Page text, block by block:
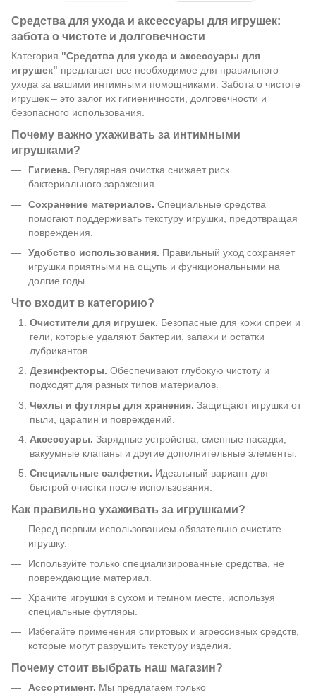
Средства для ухода и аксессуары для игрушек:
забота о чистоте и долговечности
Категория "Средства для ухода и аксессуары для
игрушек" предлагает все необходимое для правильного
ухода за вашими интимными помощниками. Забота о чистоте
игрушек – это залог их гигиеничности, долговечности и
безопасного использования.
Почему важно ухаживать за интимными
игрушками?
Гигиена. Регулярная очистка снижает риск
бактериального заражения.
Сохранение материалов. Специальные средства
помогают поддерживать текстуру игрушки, предотвращая
повреждения.
Удобство использования. Правильный уход сохраняет
игрушки приятными на ощупь и функциональными на
долгие годы.
Что входит в категорию?
Очистители для игрушек. Безопасные для кожи спреи и
гели, которые удаляют бактерии, запахи и остатки
лубрикантов.
Дезинфекторы. Обеспечивают глубокую чистоту и
подходят для разных типов материалов.
Чехлы и футляры для хранения. Защищают игрушки от
пыли, царапин и повреждений.
Аксессуары. Зарядные устройства, сменные насадки,
вакуумные клапаны и другие дополнительные элементы.
Специальные салфетки. Идеальный вариант для
быстрой очистки после использования.
Как правильно ухаживать за игрушками?
Перед первым использованием обязательно очистите
игрушку.
Используйте только специализированные средства, не
повреждающие материал.
Храните игрушки в сухом и темном месте, используя
специальные футляры.
Избегайте применения спиртовых и агрессивных средств,
которые могут разрушить текстуру изделия.
Почему стоит выбрать наш магазин?
Ассортимент. Мы предлагаем только